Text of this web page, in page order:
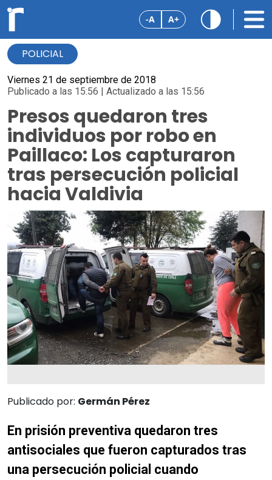
-A A+
POLICIAL
Viernes 21 de septiembre de 2018
Publicado a las 15:56 | Actualizado a las 15:56
Presos quedaron tres
individuos por robo en
Paillaco: Los capturaron
tras persecución policial
hacia Valdivia
Publicado por: Germán Pérez
En prisión preventiva quedaron tres
antisociales que fueron capturados tras
una persecución policial cuando